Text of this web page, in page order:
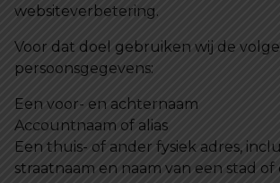
websiteverbetering.
Voor dat doel gebruiken wij de
persoonsgegevens:
Een voor- en achternaam
Accountnaam of alias
Een thuis- of ander fysiek adres,
straatnaam en naam van een stad of